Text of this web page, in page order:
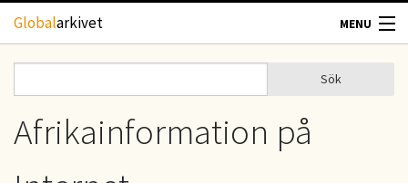
Hoppa till huvudinnehåll
Globalarkivet MENU
TIDSKRIFTER
GEOGRAFI
Sökformulär
Sök
Afrikainformation på